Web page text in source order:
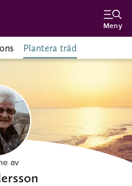
Meny
Plantera träd
av